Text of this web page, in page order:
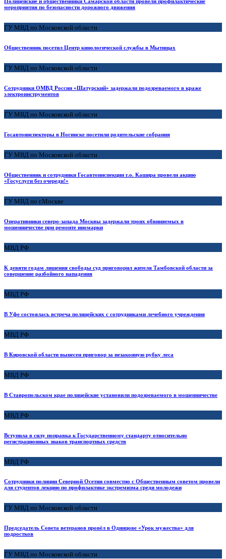
мероприятия по безопасности дорожного движения
ГУ МВД по Московской области
Общественник посетил Центр кинологической службы в Мытищах
ГУ МВД по Московской области
Сотрудники ОМВД России «Шатурский» задержали подозреваемого в краже
электроинструментов
ГУ МВД по Московской области
Госавтоинспекторы в Ногинске посетили родительские собрания
ГУ МВД по Московской области
Общественник и сотрудники Госавтоинспекции г.о. Кашира провели акцию
«Госуслуги без очереди!»
ГУ МВД по г.Москве
Оперативники северо-запада Москвы задержали троих обвиняемых в
мошенничестве при ремонте иномарки
МВД РФ
К девяти годам лишения свободы суд приговорил жителя Тамбовской области за
совершение разбойного нападения
МВД РФ
В Уфе состоялась встреча полицейских с сотрудниками лечебного учреждения
МВД РФ
В Кировской области вынесен приговор за незаконную рубку леса
МВД РФ
В Ставропольском крае полицейские установили подозреваемого в мошенничестве
МВД РФ
Вступила в силу поправка к Государственному стандарту относительно
регистрационных знаков транспортных средств
МВД РФ
Сотрудники полиции Северной Осетии совместно с Общественным советом провели
для студентов лекцию по профилактике экстремизма среди молодежи
ГУ МВД по Московской области
Председатель Совета ветеранов провёл в Одинцове «Урок мужества» для
подростков
ГУ МВД по Московской области